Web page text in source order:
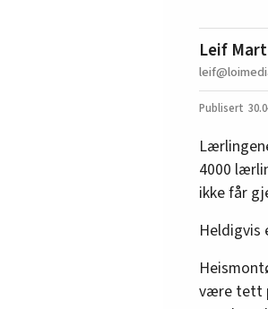
Leif
4000
ikke får
Heldigvis
være tett